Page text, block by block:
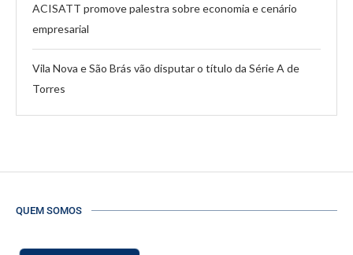
ACISATT promove palestra sobre economia e cenário
empresarial
Vila Nova e São Brás vão disputar o título da Série A de
Torres
QUEM SOMOS